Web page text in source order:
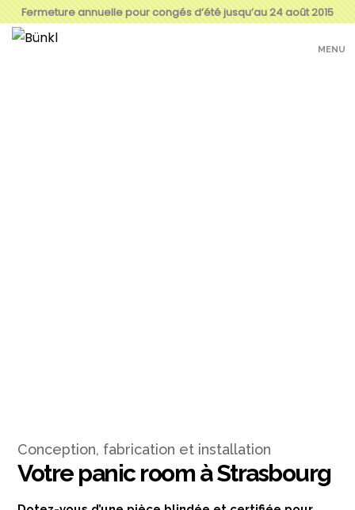
Fermeture annuelle pour congés d’été jusqu’au 24 août 2015
MENU
Conception, fabrication et installation
Votre panic roomà Strasbourg